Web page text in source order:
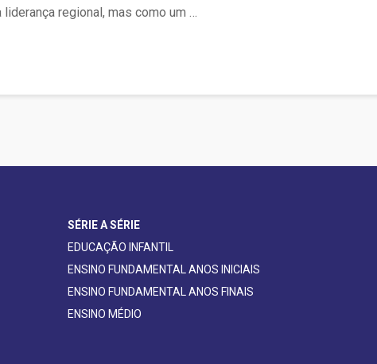
regional, mas como um …
SÉRIE A SÉRIE
EDUCAÇÃO INFANTIL
ENSINO FUNDAMENTAL ANOS INICIAIS
ENSINO FUNDAMENTAL ANOS FINAIS
ENSINO MÉDIO